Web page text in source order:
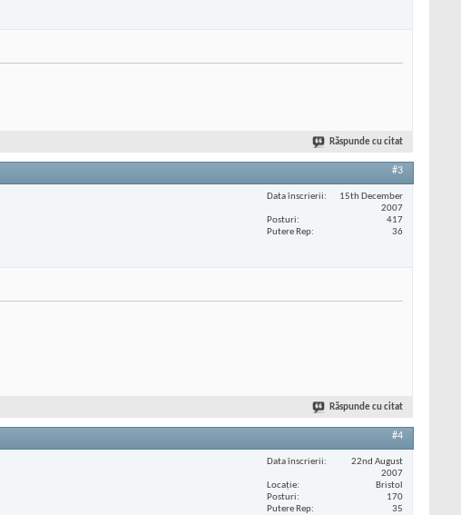
Răspunde cu citat
#3
Data înscrierii
15th December
2007
Posturi
417
Putere Rep
36
Răspunde cu citat
#4
Data înscrierii
22nd August
2007
Locaţie
Bristol
Posturi
170
Putere Rep
35